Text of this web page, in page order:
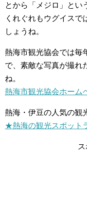
とから「メジロ」とい
くれぐれもウグイスで
しょうね。
熱海市観光協会では毎
で、素敵な写真が撮れ
ね。
熱海市観光協会ホーム
熱海・伊豆の人気の観
★熱海の観光スポット